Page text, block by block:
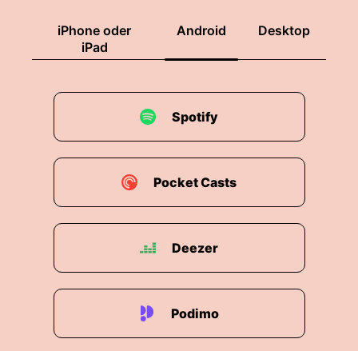
iPhone oder
iPad
Android Desktop
Spotify
Pocket Casts
Deezer
Podimo